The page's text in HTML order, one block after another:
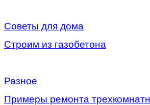
Советы для дома
Строим из газобетона
Разное
Примеры ремонта